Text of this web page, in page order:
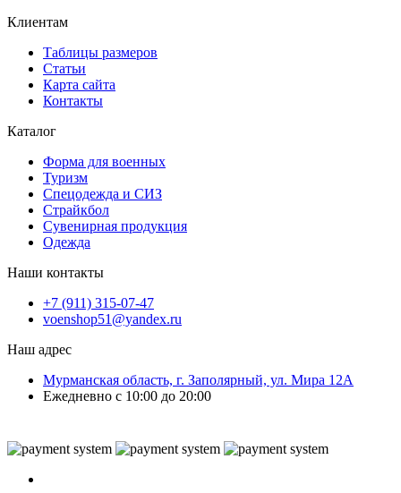
Клиентам
Таблицы размеров
Статьи
Карта сайта
Контакты
Каталог
Форма для военных
Туризм
Спецодежда и СИЗ
Страйкбол
Сувенирная продукция
Одежда
Наши контакты
+7 (911) 315-07-47
voenshop51@yandex.ru
Наш адрес
Мурманская область, г. Заполярный, ул. Мира 12А
Ежедневно с 10:00 до 20:00